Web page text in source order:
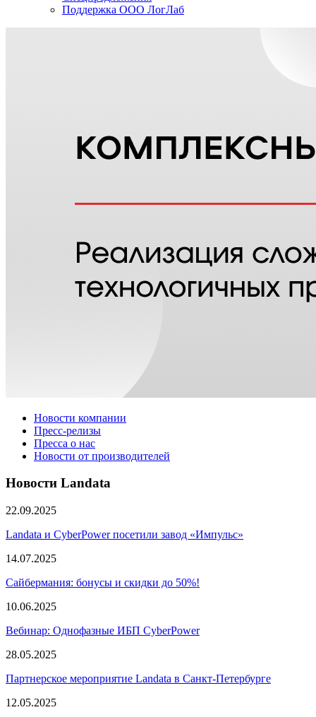
Поддержка ООО ЛогЛаб
Новости компании
Пресс-релизы
Пресса о нас
Новости от производителей
Новости Landata
22.09.2025
Landata и CyberPower посетили завод «Импульс»
14.07.2025
Сайбермания: бонусы и скидки до 50%!
10.06.2025
Вебинар: Однофазные ИБП CyberPower
28.05.2025
Партнерское мероприятие Landata в Санкт-Петербурге
12.05.2025